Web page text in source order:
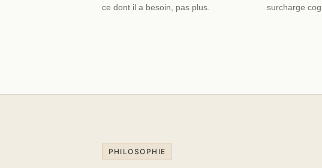
ce dont il a besoin, pas plus.
surcharge
PHILOSOPHIE